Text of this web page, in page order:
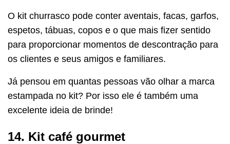
O kit churrasco pode conter aventais, facas, garfos,
espetos, tábuas, copos e o que mais fizer sentido
para proporcionar momentos de descontração para
os clientes e seus amigos e familiares.
Já pensou em quantas pessoas vão olhar a marca
estampada no kit? Por isso ele é também uma
excelente ideia de brinde!
14. Kit café gourmet